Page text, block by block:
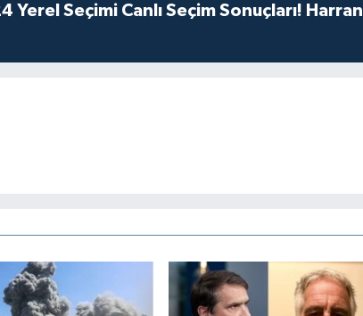
Yerel Seçimi Canlı Seçim Sonuçları! Harran